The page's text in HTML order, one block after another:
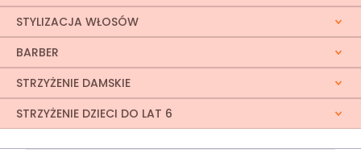
STYLIZACJA WŁOSÓW
BARBER
STRZYŻENIE DAMSKIE
STRZYŻENIE DZIECI DO LAT 6